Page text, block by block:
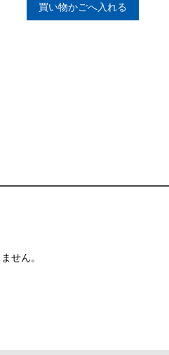
買い物かごへ入れる
せん。